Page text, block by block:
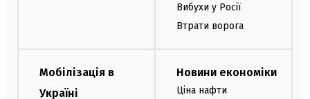
Вибухи у Росії
Втрати ворога
Мобілізація в
Україні
Новини економіки
Ціна нафти